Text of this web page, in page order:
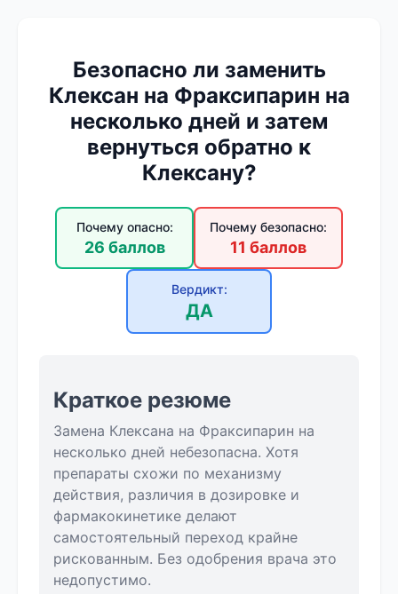
Безопасно ли заменить
Клексан на Фраксипарин на
несколько дней и затем
вернуться обратно к
Клексану?
Почему опасно:
26 баллов
Почему безопасно:
11 баллов
Вердикт:
ДА
Краткое резюме
Замена Клексана на Фраксипарин на
несколько дней небезопасна. Хотя
препараты схожи по механизму
действия, различия в дозировке и
фармакокинетике делают
самостоятельный переход крайне
рискованным. Без одобрения врача это
недопустимо.